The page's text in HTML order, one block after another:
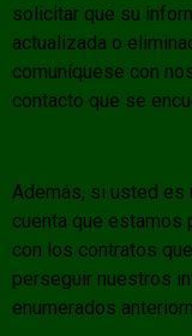
solicitar que su
actualizada o
comuníquese con
contacto que se
Además, si usted es
cuenta que estamos
con los contratos
perseguir nuestros
enumerados